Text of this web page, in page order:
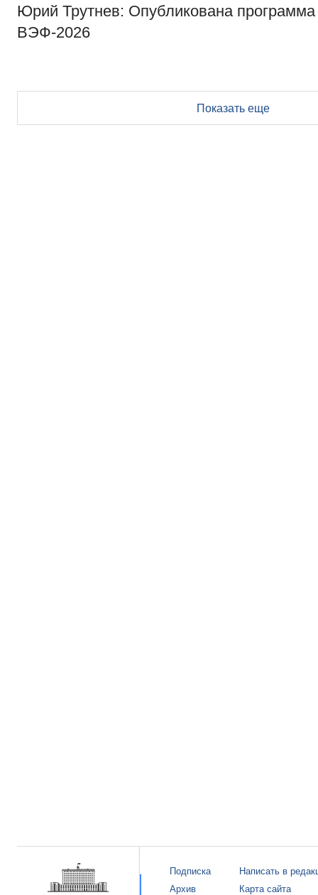
Юрий Трутнев: Опубликована
ВЭФ-2026
Показать еще
Подписка
Архив
Написать в
Карта сайта